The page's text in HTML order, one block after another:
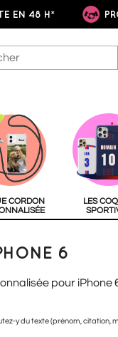
EN 48 H*
CORDON
LES
6
pour iPhone
y du texte (prénom, citation,